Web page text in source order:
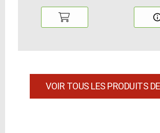
VOIR TOUS LES PRODUITS